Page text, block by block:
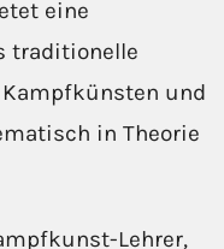
eine
traditionelle
und
in Theorie
Lehrer,